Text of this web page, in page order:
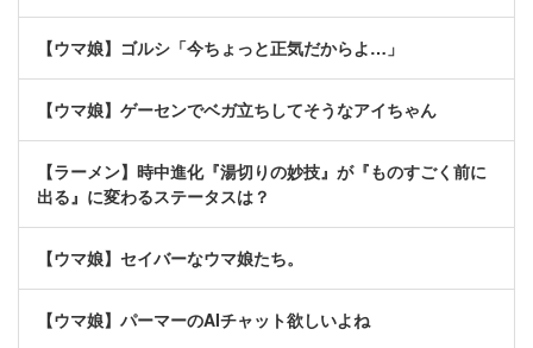
【ウマ娘】ゴルシ「今ちょっと正気だからよ…」
【ウマ娘】ゲーセンでベガ立ちしてそうなアイちゃん
【ラーメン】時中進化『湯切りの妙技』が『ものすごく前に
出る』に変わるステータスは？
【ウマ娘】セイバーなウマ娘たち。
【ウマ娘】パーマーのAIチャット欲しいよね